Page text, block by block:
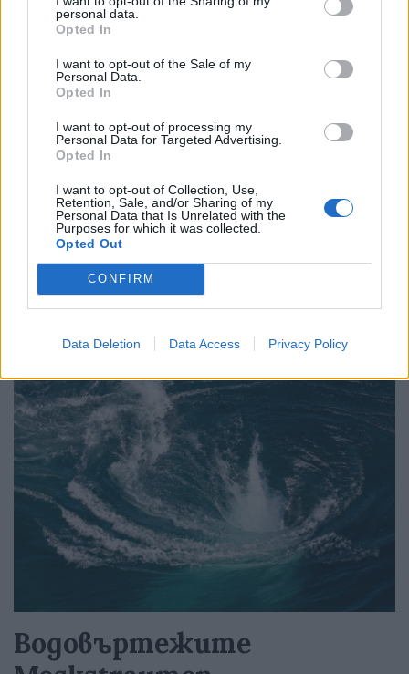
personal data.
Opted In
I want to opt-out of the Sale of my
Personal Data.
Opted In
I want to opt-out of processing my
Personal Data for Targeted Advertising.
Opted In
I want to opt-out of Collection, Use,
Retention, Sale, and/or Sharing of my
Personal Data that Is Unrelated with the
Purposes for which it was collected.
Opted Out
CONFIRM
Data Deletion Data Access Privacy Policy
форма на тръба, прорязващ небето на дължина
до 62 мили. Обикновено се образува сутрин в края
на сухия сезон в региона и често е последван от
гръмотевични бури. Morning Glory привлича
фотографи, както и пилоти на планери, които
„сърфират“ по силните възходящи вълни. Най-
популярното място за наблюдаване
на тези облаци е малкият изолиран град
Бърктаун с население 238 души в Куинсланд.
За местните народи Gangalidda и Garawa в района
облакът има културно и духовно значение – те
вярват, че това е източник на енергия, която носи
духовете на техните предци. Също така е и
индикатор за промяна на времето от сухо към
Водовъртежите